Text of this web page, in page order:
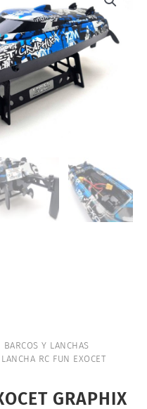
BARCOS Y LANCHAS
RC FUN EXOCET
GRAPHIX